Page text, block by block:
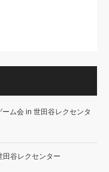
ム会 in 世田谷レクセンタ
田谷レクセンター